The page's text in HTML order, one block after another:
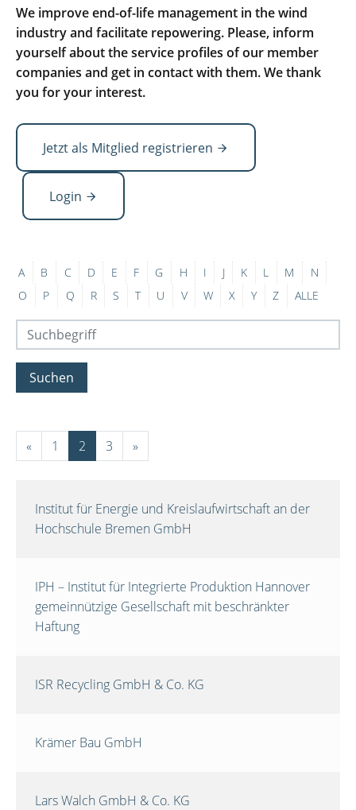
We improve end-of-life management in the wind
industry and facilitate repowering. Please, inform
yourself about the service profiles of our member
companies and get in contact with them. We thank
you for your interest.
Jetzt als Mitglied registrieren
Login
A B C D E F G H I J K L M
N
O
P Q R S T U V W X Y Z ALLE
Suchen
« 1 2 3 »
Institut für Energie und Kreislaufwirtschaft an der
Hochschule Bremen GmbH
IPH – Institut für Integrierte Produktion Hannover
gemeinnützige Gesellschaft mit beschränkter
Haftung
ISR Recycling GmbH & Co. KG
Krämer Bau GmbH
Lars Walch GmbH & Co. KG